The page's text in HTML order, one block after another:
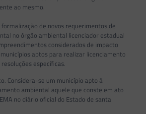
ao mesmo.
formalização de novos requerimentos de
no órgão ambiental licenciador estadual
considerados de impacto
aptos para realizar licenciamento
específicas.
se um município apto à
ambiental aquele que conste em ato
no diário oficial do Estado de santa